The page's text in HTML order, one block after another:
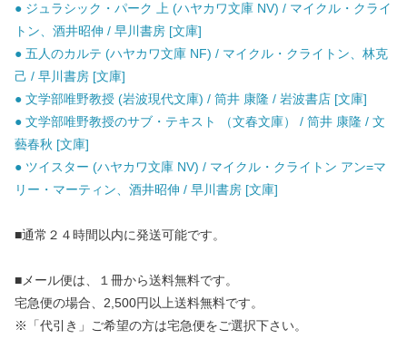
● ジュラシック・パーク 上 (ハヤカワ文庫 NV) / マイクル・クライ
トン、酒井昭伸 / 早川書房 [文庫]
● 五人のカルテ (ハヤカワ文庫 NF) / マイクル・クライトン、林克
己 / 早川書房 [文庫]
● 文学部唯野教授 (岩波現代文庫) / 筒井 康隆 / 岩波書店 [文庫]
● 文学部唯野教授のサブ・テキスト （文春文庫） / 筒井 康隆 / 文
藝春秋 [文庫]
● ツイスター (ハヤカワ文庫 NV) / マイクル・クライトン アン=マ
リー・マーティン、酒井昭伸 / 早川書房 [文庫]
■通常２４時間以内に発送可能です。
■メール便は、１冊から送料無料です。
宅急便の場合、2,500円以上送料無料です。
※「代引き」ご希望の方は宅急便をご選択下さい。